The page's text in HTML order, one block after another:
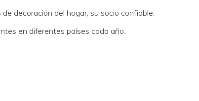
decoración del hogar, su socio confiable.
en diferentes países cada año.